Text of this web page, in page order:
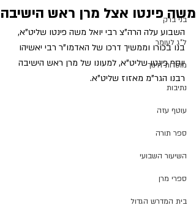
בני ברק
ל"ג לעומר
מוסדות חינוך
נתיבות
עוטף עזה
ספר תורה
השיעור השבועי
ספרי מרן
בית המדרש הגדול
משה פינטו אצל מרן ראש הישיבה
השבוע עלה הרה"צ רבי יואל משה פינטו שליט"א,
בנו בכורו וממשיך דרכו של האדמו"ר רבי יאשיהו
יוסף פינטו שליט"א, למעונו של מרן ראש הישיבה
רבנו הגר"מ מאזוז שליט"א.